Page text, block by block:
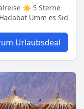
☀ 5 Sterne
Umm es Sid
Urlaubsdeal